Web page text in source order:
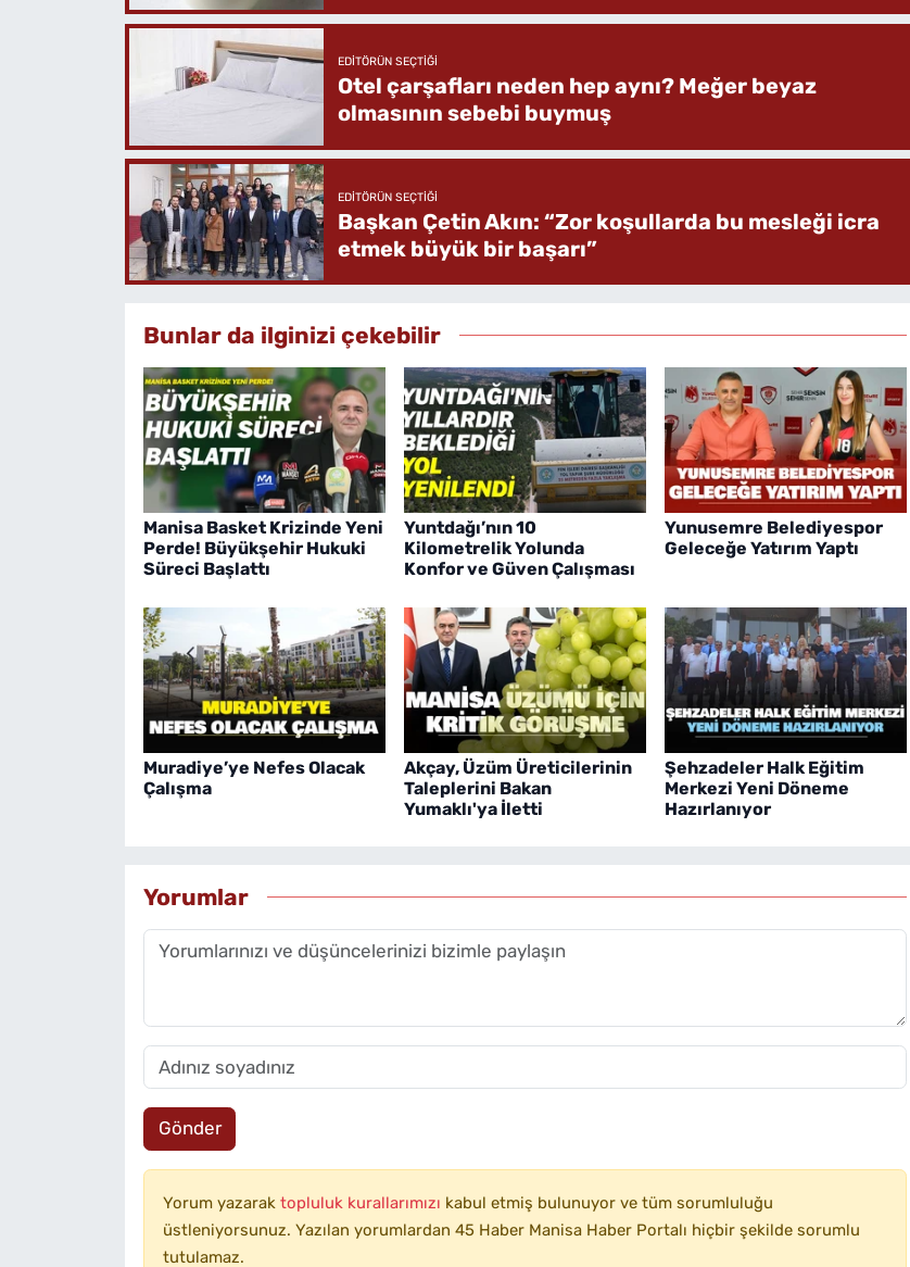
EDITÖRÜN SEÇTIĞI
Otel çarşafları neden hep aynı? Meğer beyaz
olmasının sebebi buymuş
EDITÖRÜN SEÇTIĞI
Başkan Çetin Akın: “Zor koşullarda bu mesleği icra
etmek büyük bir başarı”
Bunlar da ilginizi çekebilir
Manisa Basket Krizinde Yeni
Perde! Büyükşehir Hukuki
Süreci Başlattı
Yuntdağı’nın 10
Kilometrelik Yolunda
Konfor ve Güven Çalışması
Yunusemre Belediyespor
Geleceğe Yatırım Yaptı
Muradiye’ye Nefes Olacak
Çalışma
Akçay, Üzüm Üreticilerinin
Taleplerini Bakan
Yumaklı'ya İletti
Şehzadeler Halk Eğitim
Merkezi Yeni Döneme
Hazırlanıyor
Yorumlar
Gönder
Yorum yazarak topluluk kurallarımızı kabul etmiş bulunuyor ve tüm sorumluluğu
üstleniyorsunuz. Yazılan yorumlardan 45 Haber Manisa Haber Portalı hiçbir şekilde sorumlu
tutulamaz.